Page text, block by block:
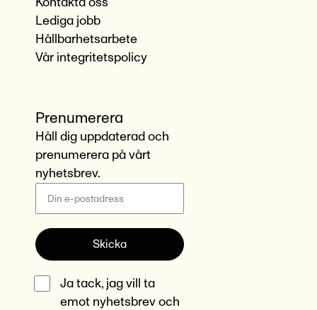
Kontakta oss
Lediga jobb
Hållbarhetsarbete
Vår integritetspolicy
Prenumerera
Håll dig uppdaterad och
prenumerera på vårt
nyhetsbrev.
Skicka
Ja tack, jag vill ta
emot nyhetsbrev och